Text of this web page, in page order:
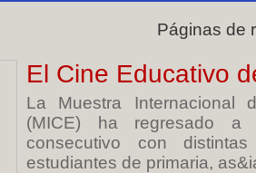
Páginas de
El Cine Educativo
La Muestra Internacional
(MICE) ha regresado a
consecutivo con
estudiantes de primaria,